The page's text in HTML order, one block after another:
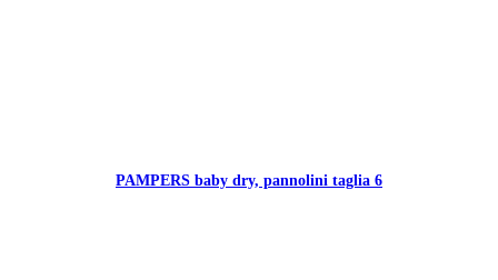
PAMPERS baby dry, pannolini taglia 6